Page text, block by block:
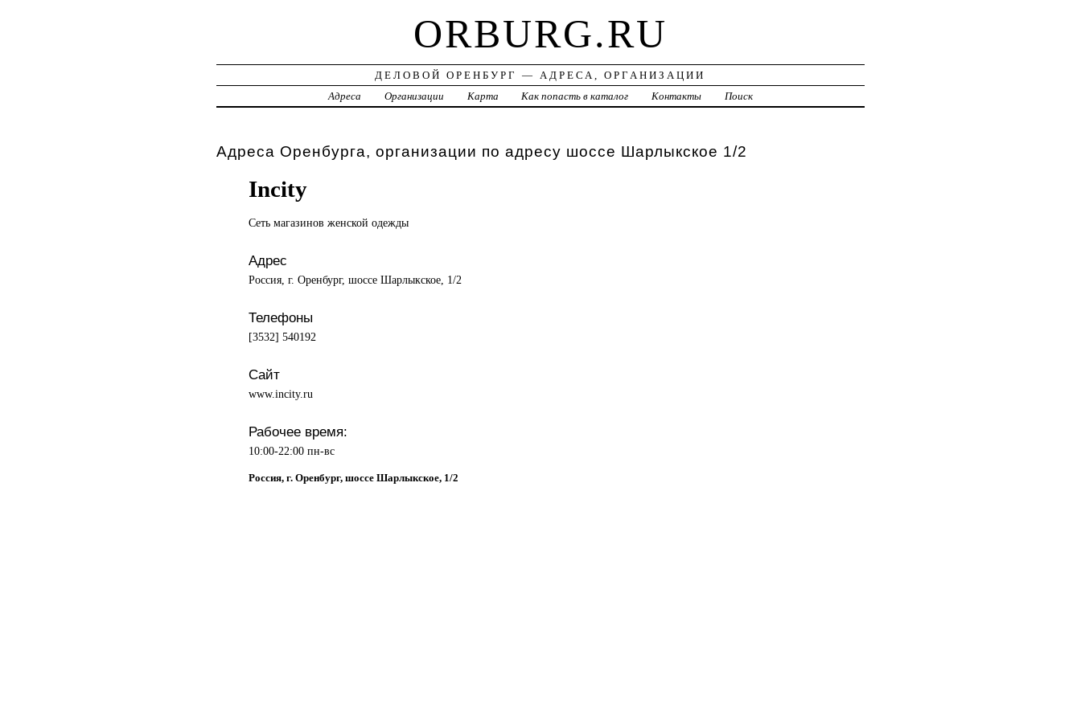
ORBURG.RU
ДЕЛОВОЙ ОРЕНБУРГ — АДРЕСА, ОРГАНИЗАЦИИ
Адреса
Организации Карта Как попасть в каталог Контакты Поиск
Адреса Оренбурга, организации по адресу шоссе Шарлыкское 1/2
Incity
Сеть магазинов женской одежды
Адрес
Россия, г. Оренбург, шоссе Шарлыкское, 1/2
Телефоны
[3532] 540192
Сайт
www.incity.ru
Рабочее время:
10:00-22:00 пн-вс
Россия, г. Оренбург, шоссе Шарлыкское, 1/2